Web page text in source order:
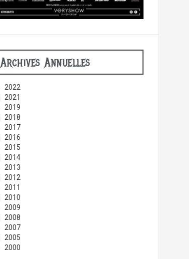
Archives Annuelles
2022
2021
2019
2018
2017
2016
2015
2014
2013
2012
2011
2010
2009
2008
2007
2005
2000